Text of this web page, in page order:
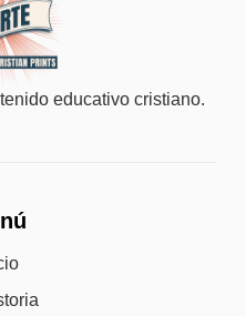
educativo cristiano.